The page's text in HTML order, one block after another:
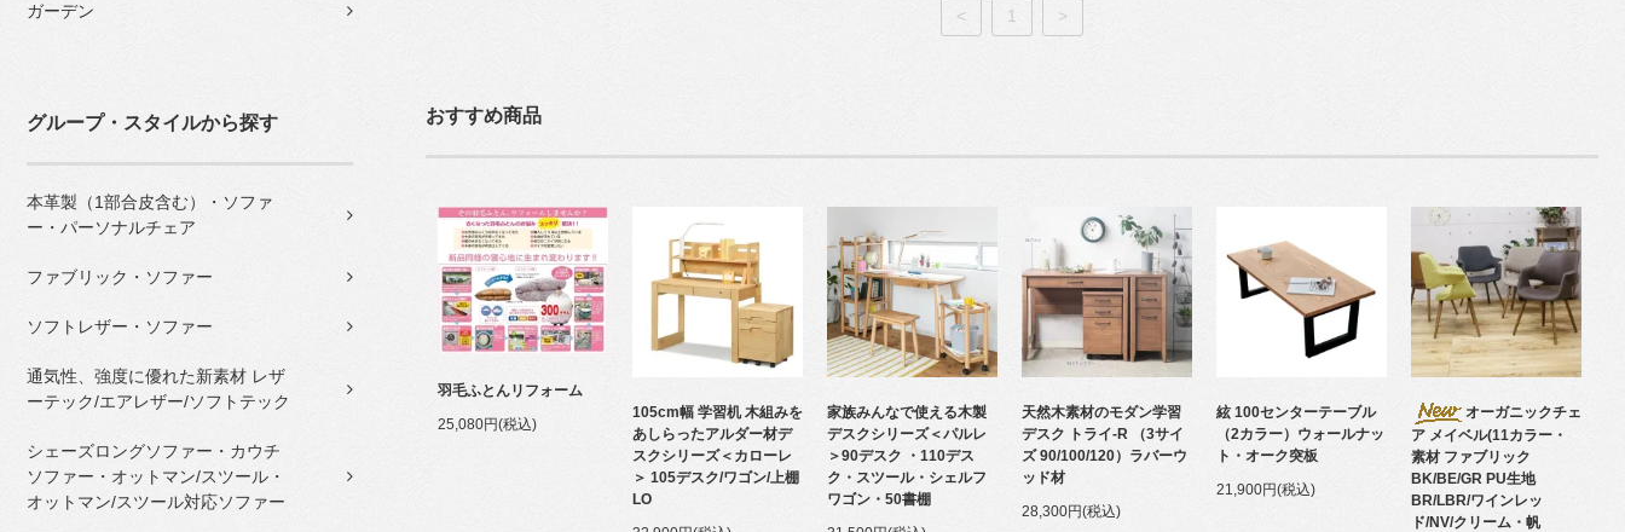
ガーデン
グループ・スタイルから探す
本革製（1部合皮含む）・ソファ
ー・パーソナルチェア
ファブリック・ソファー
ソフトレザー・ソファー
通気性、強度に優れた新素材 レザ
ーテック/エアレザー/ソフトテック
シェーズロングソファー・カウチ
ソファー・オットマン/スツール・
オットマン/スツール対応ソファー
< 1 >
おすすめ商品
羽毛ふとんリフォーム
25,080円(税込)
105cm幅 学習机 木組みを
あしらったアルダー材デ
スクシリーズ＜カローレ
＞ 105デスク/ワゴン/上棚
LO
家族みんなで使える木製
デスクシリーズ＜パルレ
＞90デスク ・110デス
ク・スツール・シェルフ
ワゴン・50書棚
天然木素材のモダン学習
デスク トライ-R （3サイ
ズ 90/100/120）ラバーウ
ッド材
28,300円(税込)
絃 100センターテーブル
（2カラー）ウォールナッ
ト・オーク突板
21,900円(税込)
オーガニックチェ
ア メイベル(11カラー・
素材 ファブリック
BK/BE/GR PU生地
BR/LBR/ワインレッ
ド/NV/クリーム・帆